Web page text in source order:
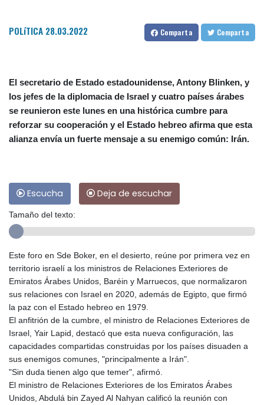
POLíTICA 28.03.2022 Comparta Comparta
El secretario de Estado estadounidense, Antony Blinken, y
los jefes de la diplomacia de Israel y cuatro países árabes
se reunieron este lunes en una histórica cumbre para
reforzar su cooperación y el Estado hebreo afirma que esta
alianza envía un fuerte mensaje a su enemigo común: Irán.
Escucha Deja de escuchar
Tamaño del texto:
Este foro en Sde Boker, en el desierto, reúne por primera vez en
territorio israelí a los ministros de Relaciones Exteriores de
Emiratos Árabes Unidos, Baréin y Marruecos, que normalizaron
sus relaciones con Israel en 2020, además de Egipto, que firmó
la paz con el Estado hebreo en 1979.
El anfitrión de la cumbre, el ministro de Relaciones Exteriores de
Israel, Yair Lapid, destacó que esta nueva configuración, las
capacidades compartidas construidas por los países disuaden a
sus enemigos comunes, "principalmente a Irán".
"Sin duda tienen algo que temer", afirmó.
El ministro de Relaciones Exteriores de los Emiratos Árabes
Unidos, Abdulá bin Zayed Al Nahyan calificó la reunión con